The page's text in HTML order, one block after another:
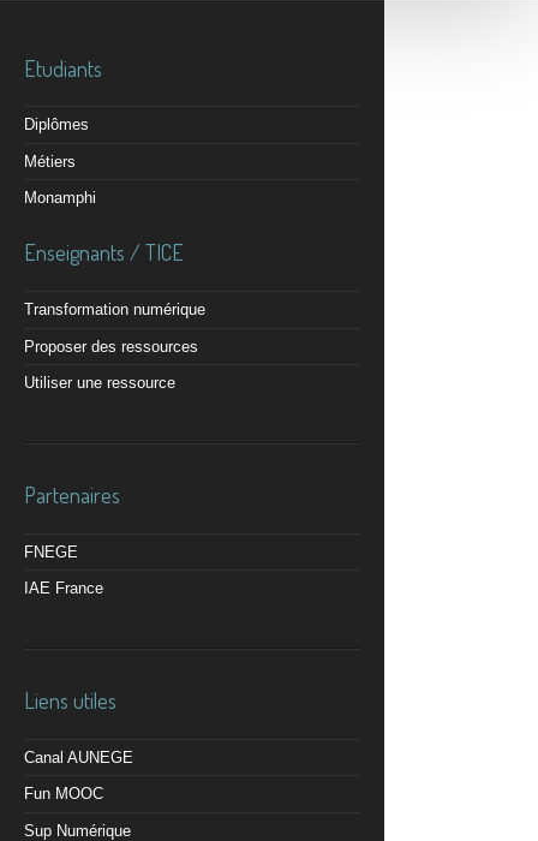
Etudiants
Diplômes
Métiers
Monamphi
Enseignants / TICE
Transformation numérique
Proposer des ressources
Utiliser une ressource
Partenaires
FNEGE
IAE France
Liens utiles
Canal AUNEGE
Fun MOOC
Sup Numérique